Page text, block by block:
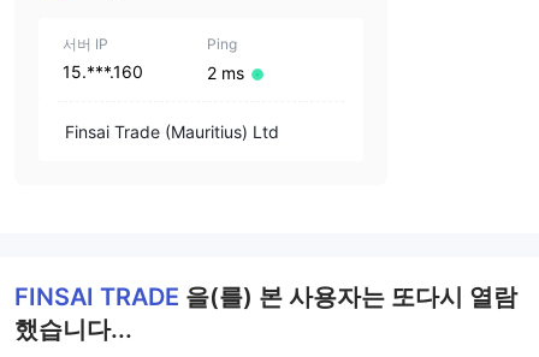
서버 IP
15.***.160
Ping
2 ms
Finsai Trade (Mauritius) Ltd
FINSAI TRADE 을(를) 본 사용자는 또다시 열람
했습니다...